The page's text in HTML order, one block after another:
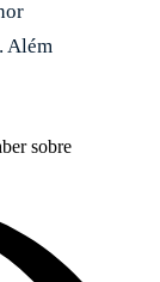
Além
sobre